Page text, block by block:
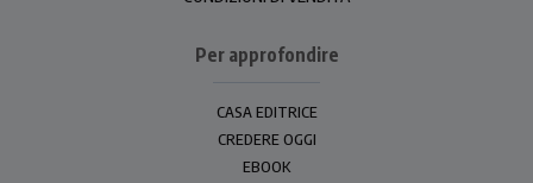
Per approfondire
CASA EDITRICE
CREDERE OGGI
EBOOK